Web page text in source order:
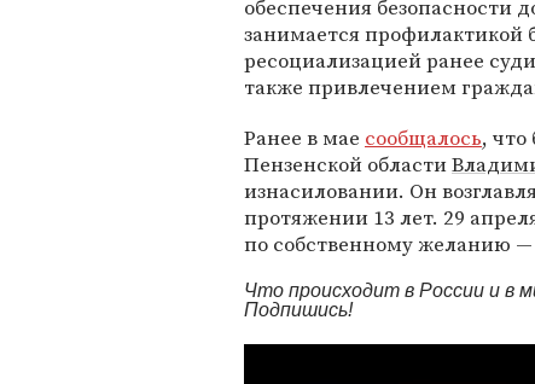
обеспечения безопасности
занимается профилактикой
ресоциализацией ранее
также привлечением
Ранее в мае сообщалось,
Пензенской области
изнасиловании. Он
протяжении 13 лет. 29
по собственному желанию —
Что происходит в России и в
Подпишись!